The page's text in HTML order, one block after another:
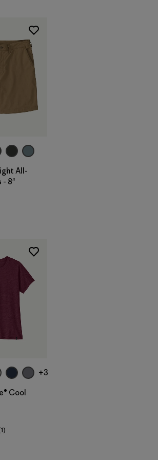
All-
- 8"
+3
Cool
5Comentarios
)